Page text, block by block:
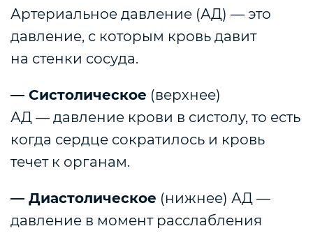
Артериальное давление (АД) — это
давление, с которым кровь давит
на стенки сосуда.
— Систолическое (верхнее)
АД — давление крови в систолу, то есть
когда сердце сократилось и кровь
течет к органам.
— Диастолическое (нижнее) АД —
давление в момент расслабления